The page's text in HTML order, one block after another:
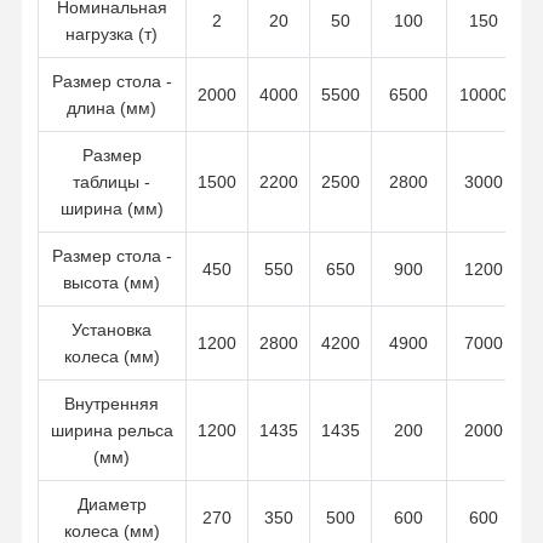
Самосхваты
Перегонка двигателя и тормоза
Подъемник
Транспортное оборудование
Подъемные устройства
Аксессуары для кранов
Номинальная
нагрузка (т)
2 20 50 100 150
Размер стола -
длина (мм)
2000 4000 5500 6500 10000
Размер
таблицы -
ширина (мм)
1500 2200 2500 2800 3000
Размер стола -
высота (мм)
450 550 650 900 1200
Установка
колеса (мм)
1200 2800 4200 4900 7000
Внутренняя
ширина рельса
(мм)
1200 1435 1435 200 2000
Диаметр
колеса (мм)
270 350 500 600 600